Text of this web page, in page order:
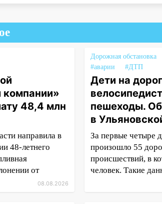
компании»
48,4 млн
направила в
48-летнего
от
08.08.2026
Дорожная обстановка
#аварии
#ДТП
Дети на
пешеходы.
в
За первые четыре
произошло 55
происшествий, в
человек. Такие